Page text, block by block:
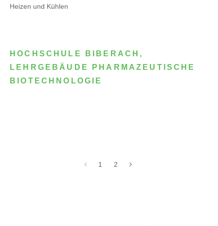
Heizen und Kühlen
HOCHSCHULE BIBERACH,
LEHRGEBÄUDE PHARMAZEUTISCHE
BIOTECHNOLOGIE
1 2